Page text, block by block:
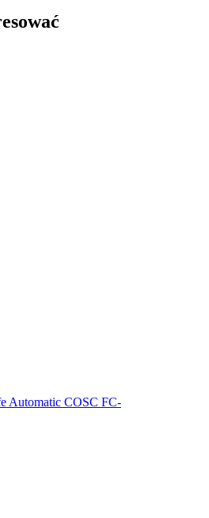
Automatic COSC FC-